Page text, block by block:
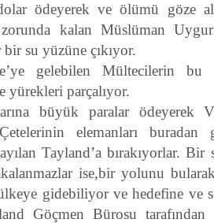
ödeyerek ve ölümü göze
zorunda kalan Müslüman
su yüzüne çıkıyor.
gelebilen Mültecilerin bu
yürekleri parçalıyor.
büyük paralar ödeyerek
elemanları
Tayland’a bırakıyorlar. Bir
ise,bir yolunu
gidebiliyor ve hedefine ve
Göçmen Bürosu tarafından